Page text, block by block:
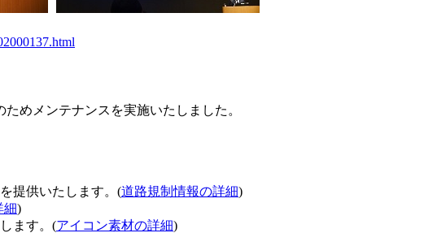
めメンテナンスを実施いたしました。
提供いたします。(道路規制情報の詳細)
細)
ます。(アイコン素材の詳細)